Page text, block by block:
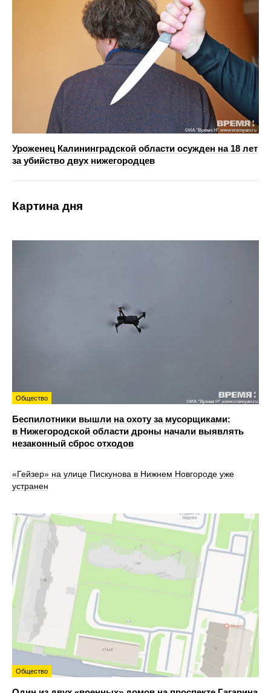
Уроженец Калининградской области осужден на 18 лет
за убийство двух нижегородцев
Картина дня
Общество
Беспилотники вышли на охоту за мусорщиками:
в Нижегородской области дроны начали выявлять
незаконный сброс отходов
«Гейзер» на улице Пискунова в Нижнем Новгороде уже
устранен
Общество